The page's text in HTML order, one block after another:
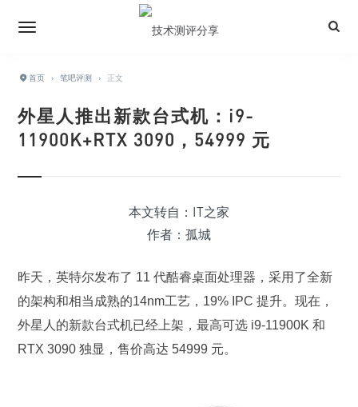
首页 › 笔吧评测 › 正文
外星人推出新款台式机：i9-
11900K+RTX 3090，54999 元
本文转自：IT之家
作者：孤城
昨天，英特尔发布了 11 代酷睿桌面处理器，采用了全新
的架构和相当成熟的14nm工艺，19% IPC 提升。现在，
外星人的新款台式机已经上架，最高可选 i9-11900K 和
RTX 3090 独显，售价高达 54999 元。